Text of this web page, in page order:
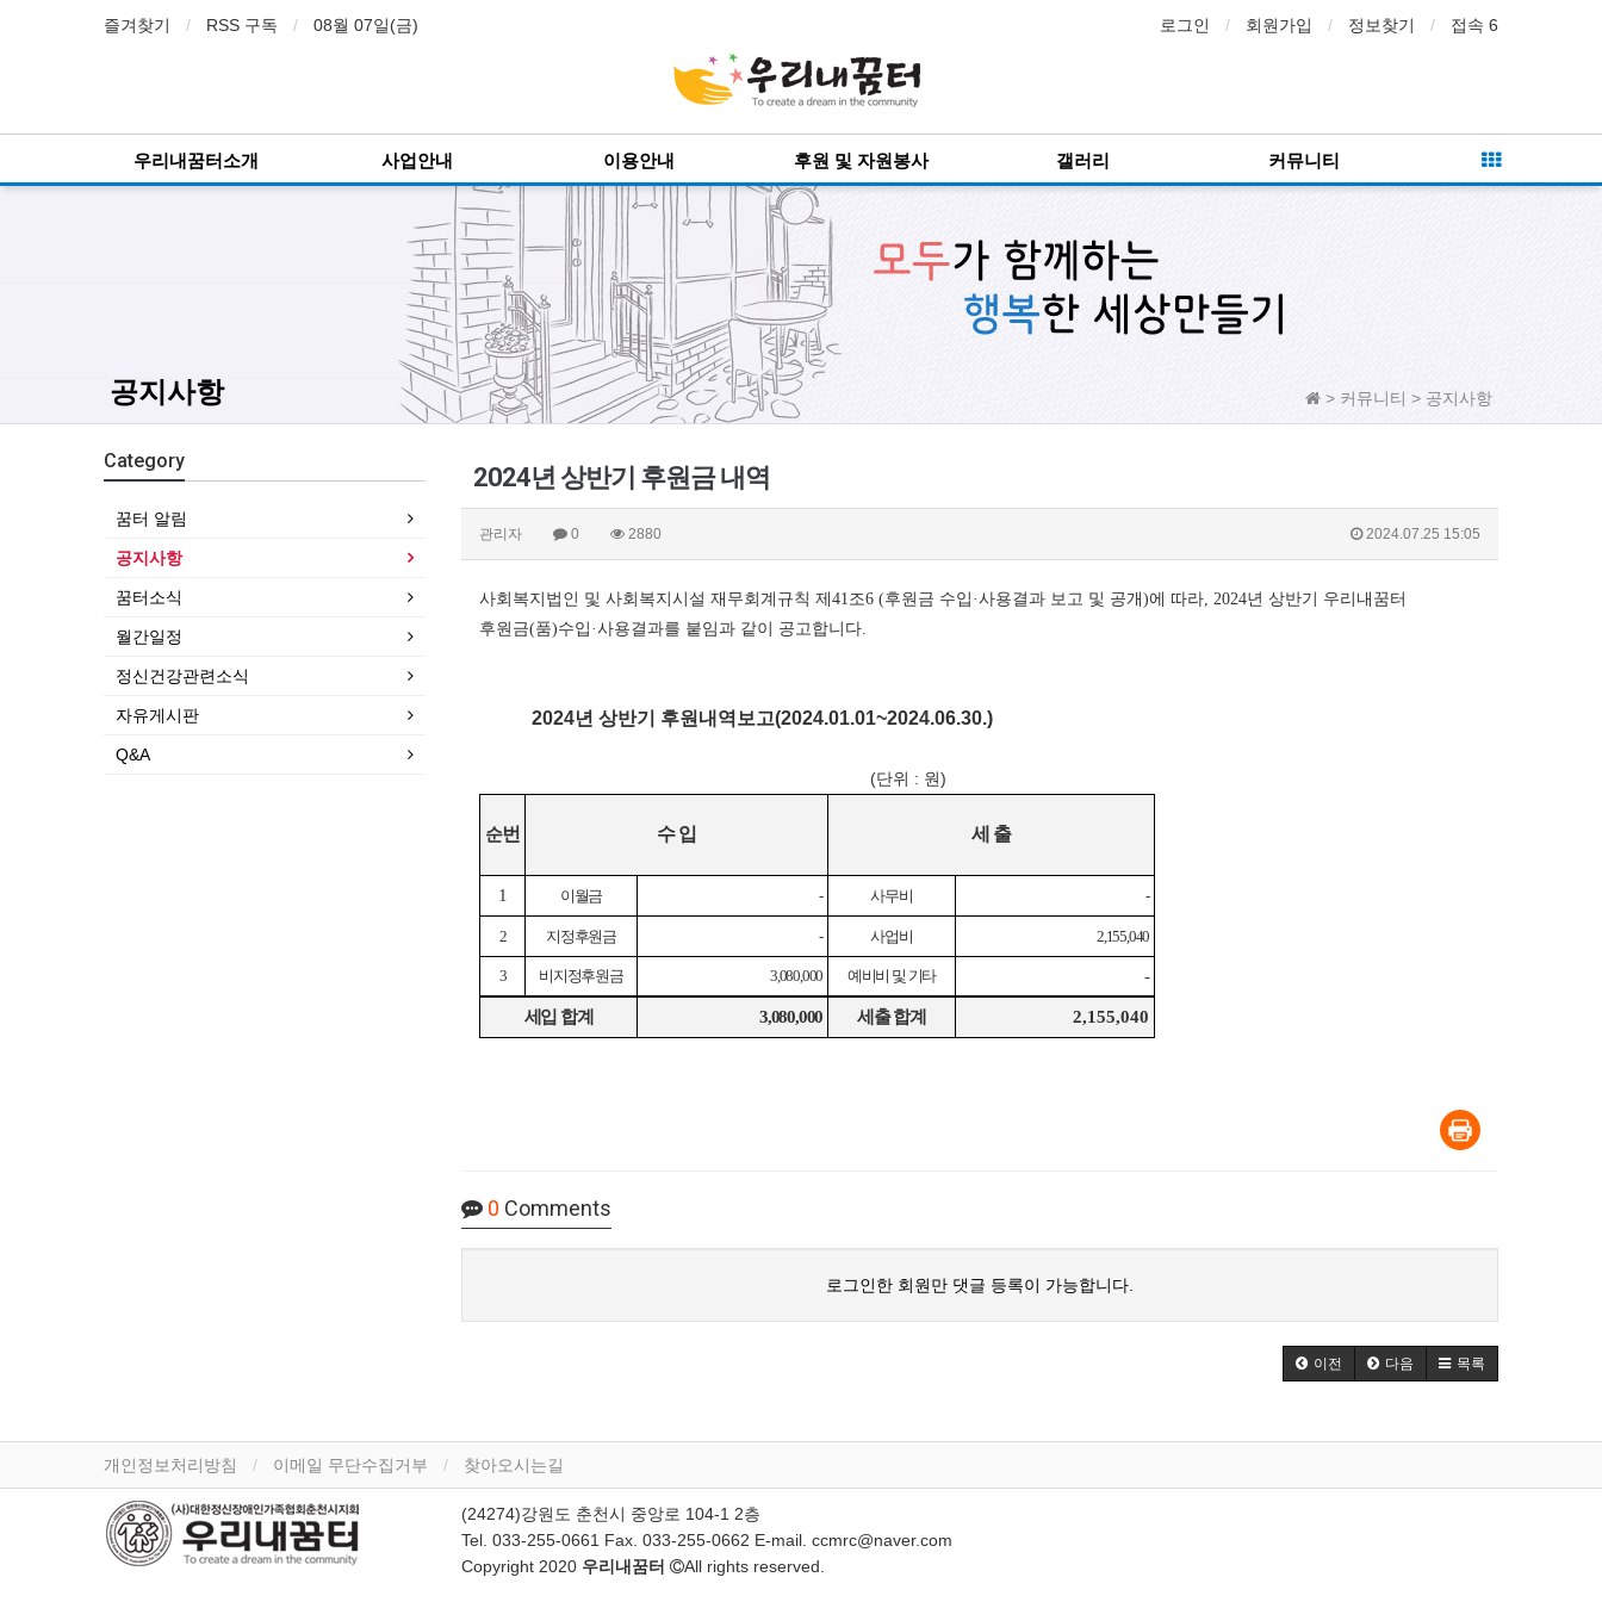
즐겨찾기 RSS 구독 08월 07일(금) 로그인 회원가입 정보찾기 접속 6
우리내꿈터소개 사업안내 이용안내 후원 및 자원봉사 갤러리 커뮤니티
공지사항 > 커뮤니티 > 공지사항
2024년 상반기 후원금 내역
관리자 0 2880 2024.07.25 15:05
사회복지법인 및 사회복지시설 재무회계규칙 제 41조6 (후원금 수입 ·사용결과 보고 및 공개 )에 따라, 2024년 상반기
우리내꿈터
후원금(품)수입 ·사용결과를 붙임과 같이 공고합니다.
2024년 상반기 후원내역보고(2024.01.01~2024.06.30.)
(단위 : 원)
순번 수 입 세 출
1 이월금 - 사무비 -
2 지정후원금 - 사업비 2,155,040
3 비지정후원금 3,080,000 예비비 및 기타 -
세입 합계 3,080,000 세출 합계 2,155,040
0 Comments
로그인한 회원만 댓글 등록이 가능합니다.
이전 다음 목록
Category
꿈터 알림
공지사항
꿈터소식
월간일정
정신건강관련소식
자유게시판
Q&A
개인정보처리방침 이메일 무단수집거부 찾아오시는길
(24274)강원도 춘천시 중앙로 104-1 2층
Tel. 033-255-0661 Fax. 033-255-0662 E-mail. ccmrc@naver.com
Copyright 2020 우리내꿈터 All rights reserved.